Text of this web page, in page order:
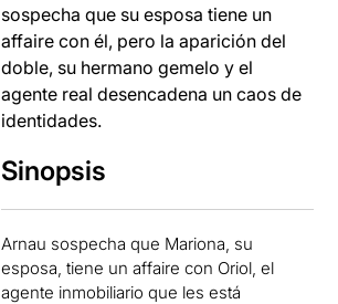
sospecha que su esposa tiene un
affaire con él, pero la aparición del
doble, su hermano gemelo y el
agente real desencadena un caos de
identidades.
Sinopsis
Arnau sospecha que Mariona, su
esposa, tiene un affaire con Oriol, el
agente inmobiliario que les está